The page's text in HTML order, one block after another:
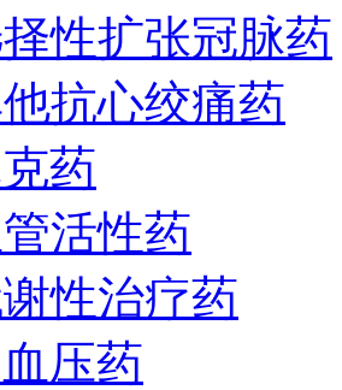
性扩张冠脉药
抗心绞痛药
药
活性药
性治疗药
压药